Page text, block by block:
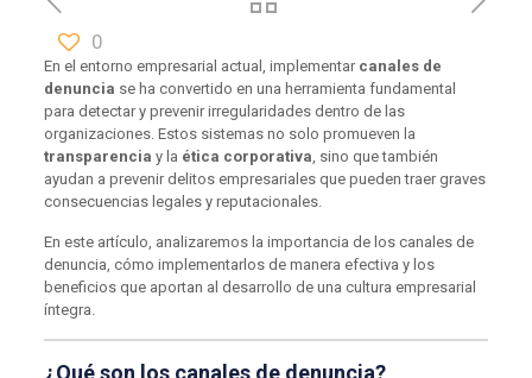
0
En el entorno empresarial actual, implementar canales de
denuncia se ha convertido en una herramienta fundamental
para detectar y prevenir irregularidades dentro de las
organizaciones. Estos sistemas no solo promueven la
transparencia y la ética corporativa, sino que también
ayudan a prevenir delitos empresariales que pueden traer graves
consecuencias legales y reputacionales.
En este artículo, analizaremos la importancia de los canales de
denuncia, cómo implementarlos de manera efectiva y los
beneficios que aportan al desarrollo de una cultura empresarial
íntegra.
¿Qué son los canales de denuncia?